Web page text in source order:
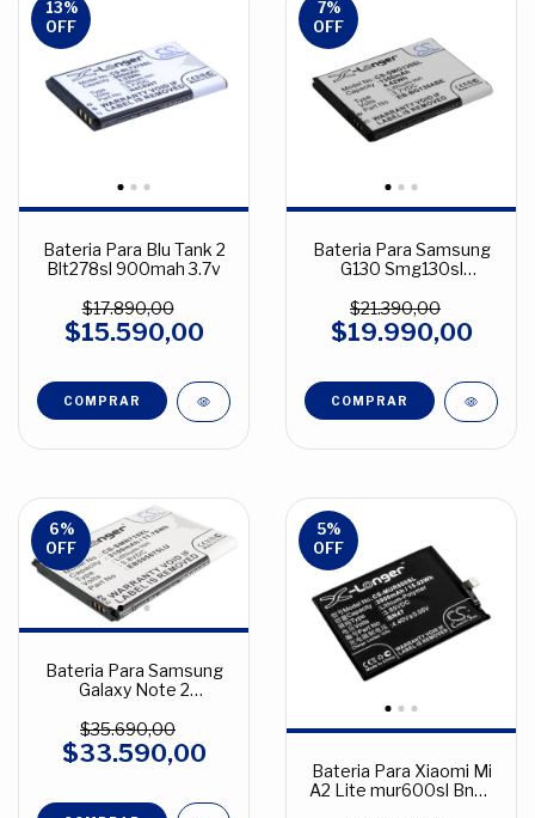
13%
OFF
Bateria Para Blu Tank 2
Blt278sl 900mah 3.7v
$17.890,00
$15.590,00
7%
OFF
Bateria Para Samsung
G130 Smg130sl
$21.390,00
$19.990,00
6%
OFF
Bateria Para Samsung
Galaxy Note 2
$35.690,00
$33.590,00
5%
OFF
Bateria Para Xiaomi Mi
A2 Lite mur600sl Bn47